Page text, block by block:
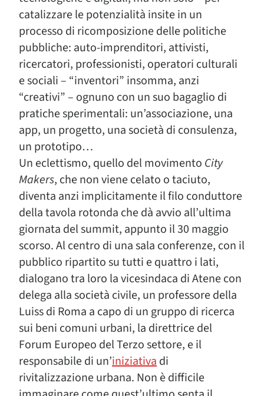
catalizzare le potenzialità insite in un
processo di ricomposizione delle politiche
pubbliche: auto-imprenditori, attivisti,
ricercatori, professionisti, operatori culturali
e sociali – “inventori” insomma, anzi
“creativi” – ognuno con un suo bagaglio di
pratiche sperimentali: un’associazione, una
app, un progetto, una società di consulenza,
un prototipo…
Un eclettismo, quello del movimento City
Makers, che non viene celato o taciuto,
diventa anzi implicitamente il filo conduttore
della tavola rotonda che dà avvio all’ultima
giornata del summit, appunto il 30 maggio
scorso. Al centro di una sala conferenze, con il
pubblico ripartito su tutti e quattro i lati,
dialogano tra loro la vicesindaca di Atene con
delega alla società civile, un professore della
Luiss di Roma a capo di un gruppo di ricerca
sui beni comuni urbani, la direttrice del
Forum Europeo del Terzo settore, e il
responsabile di un’iniziativadi
rivitalizzazione urbana. Non è difficile